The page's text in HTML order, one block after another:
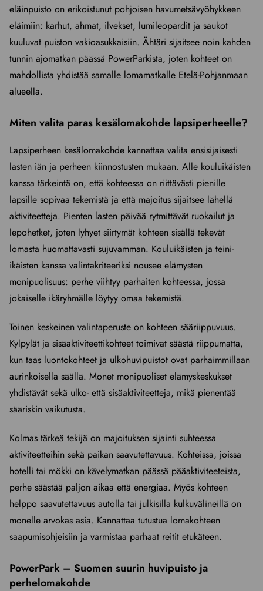
eläinpuisto on erikoistunut pohjoisen havumetsävyöhykkeen
eläimiin: karhut, ahmat, ilvekset, lumileopardit ja saukot
kuuluvat puiston vakioasukkaisiin. Ähtäri sijaitsee noin kahden
tunnin ajomatkan päässä PowerParkista, joten kohteet on
mahdollista yhdistää samalle lomamatkalle Etelä-Pohjanmaan
alueella.
Miten valita paras kesälomakohde lapsiperheelle?
Lapsiperheen kesälomakohde kannattaa valita ensisijaisesti
lasten iän ja perheen kiinnostusten mukaan. Alle kouluikäisten
kanssa tärkeintä on, että kohteessa on riittävästi pienille
lapsille sopivaa tekemistä ja että majoitus sijaitsee lähellä
aktiviteetteja. Pienten lasten päivää rytmittävät ruokailut ja
lepohetket, joten lyhyet siirtymät kohteen sisällä tekevät
lomasta huomattavasti sujuvamman. Kouluikäisten ja teini-
ikäisten kanssa valintakriteeriksi nousee elämysten
monipuolisuus: perhe viihtyy parhaiten kohteessa, jossa
jokaiselle ikäryhmälle löytyy omaa tekemistä.
Toinen keskeinen valintaperuste on kohteen sääriippuvuus.
Kylpylät ja sisäaktiviteettikohteet toimivat säästä riippumatta,
kun taas luontokohteet ja ulkohuvipuistot ovat parhaimmillaan
aurinkoisella säällä. Monet monipuoliset elämyskeskukset
yhdistävät sekä ulko- että sisäaktiviteetteja, mikä pienentää
sääriskin vaikutusta.
Kolmas tärkeä tekijä on majoituksen sijainti suhteessa
aktiviteetteihin sekä paikan saavutettavuus. Kohteissa, joissa
hotelli tai mökki on kävelymatkan päässä pääaktiviteeteista,
perhe säästää paljon aikaa että energiaa. Myös kohteen
helppo saavutettavuus autolla tai julkisilla kulkuvälineillä on
monelle arvokas asia. Kannattaa tutustua lomakohteen
saapumisohjeisiin ja varmistaa parhaat reitit etukäteen.
PowerPark – Suomen suurin huvipuisto ja
perhelomakohde